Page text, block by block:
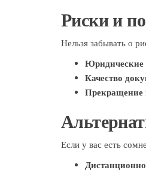
Риски и
Нельзя забывать о
Юридические
Качество
Прекращение
Если у вас есть